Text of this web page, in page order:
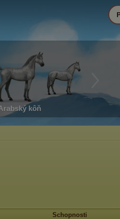
kôň
Schopnosti